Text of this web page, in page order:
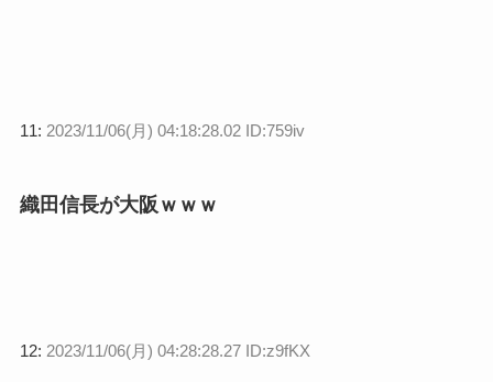
11: 2023/11/06(月) 04:18:28.02 ID:759iv
織田信長が大阪ｗｗｗ
12: 2023/11/06(月) 04:28:28.27 ID:z9fKX